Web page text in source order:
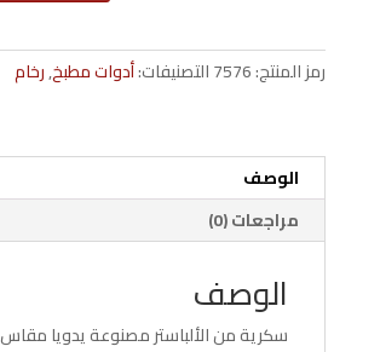
رمز المنتج:7576التصنيفات:أدوات مطبخ,رخام
الوصف
مراجعات (0)
الوصف
سكرية من الألباستر مصنوعة يدويا مقاس 12 سم